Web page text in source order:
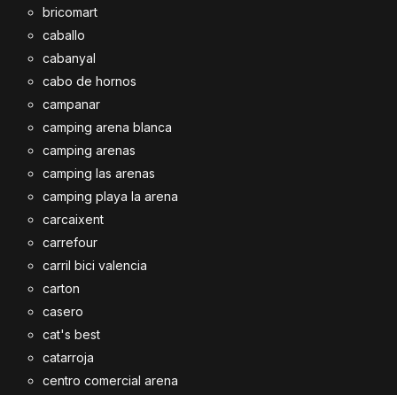
bricomart
caballo
cabanyal
cabo de hornos
campanar
camping arena blanca
camping arenas
camping las arenas
camping playa la arena
carcaixent
carrefour
carril bici valencia
carton
casero
cat's best
catarroja
centro comercial arena